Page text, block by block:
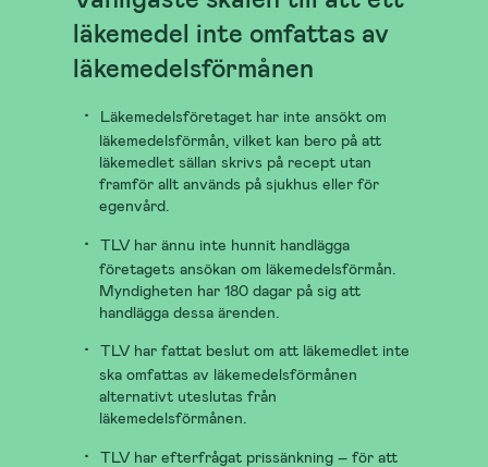
läkemedel inte omfattas av
läkemedelsförmånen
Läkemedelsföretaget har inte ansökt om
läkemedelsförmån, vilket kan bero på att
läkemedlet sällan skrivs på recept utan
framför allt används på sjukhus eller för
egenvård.
TLV har ännu inte hunnit handlägga
företagets ansökan om läkemedelsförmån.
Myndigheten har 180 dagar på sig att
handlägga dessa ärenden.
TLV har fattat beslut om att läkemedlet inte
ska omfattas av läkemedelsförmånen
alternativt uteslutas från
läkemedelsförmånen.
TLV har efterfrågat prissänkning – för att